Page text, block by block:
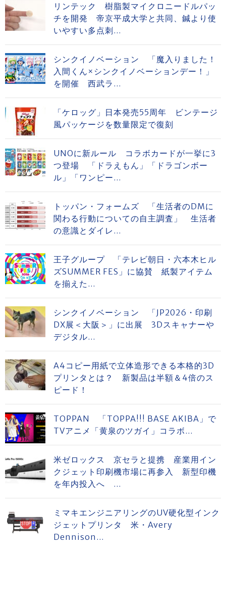
リンテック 樹脂製マイクロニードルパッ
チを開発 帝京平成大学と共同、鍼より使
いやすい多点刺...
シンクイノベーション 「魔入りました！
入間くん×シンクイノベーションデー！」
を開催 西武ラ...
「ケロッグ」日本発売55周年 ビンテージ
風パッケージを数量限定で復刻
UNOに新ルール コラボカードが一挙に3
つ登場 「ドラえもん」「ドラゴンボー
ル」「ワンピー...
トッパン・フォームズ 「生活者のDMに
関わる行動についての自主調査」 生活者
の意識とダイレ...
王子グループ 「テレビ朝日・六本木ヒル
ズSUMMER FES」に協賛 紙製アイテム
を揃えた...
シンクイノベーション 「JP2026・印刷
DX展＜大阪＞」に出展 3Dスキャナーや
デジタル...
A4コピー用紙で立体造形できる本格的3D
プリンタとは？ 新製品は半額＆4倍のス
ピード！
TOPPAN 「TOPPA!!! BASE AKIBA」で
TVアニメ「黄泉のツガイ」コラボ...
米ゼロックス 京セラと提携 産業用イン
クジェット印刷機市場に再参入 新型印機
を年内投入へ ...
ミマキエンジニアリングのUV硬化型インク
ジェットプリンタ 米・Avery
Dennison...